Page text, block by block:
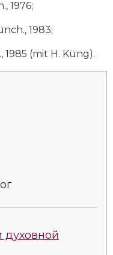
1976;
1983;
(mit H. Küng).
духовной